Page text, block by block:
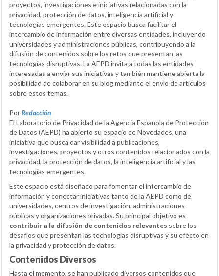
proyectos, investigaciones e iniciativas relacionadas con la
privacidad, protección de datos, inteligencia artificial y
tecnologías emergentes. Este espacio busca facilitar el
intercambio de información entre diversas entidades, incluyendo
universidades y administraciones públicas, contribuyendo a la
difusión de contenidos sobre los retos que presentan las
tecnologías disruptivas. La AEPD invita a todas las entidades
interesadas a enviar sus iniciativas y también mantiene abierta la
posibilidad de colaborar en su blog mediante el envío de artículos
sobre estos temas.
PorRedacción
El Laboratorio de Privacidad de la Agencia Española de Protección
de Datos (AEPD) ha abierto su espacio de Novedades, una
iniciativa que busca dar visibilidad a publicaciones,
investigaciones, proyectos y otros contenidos relacionados con la
privacidad, la protección de datos, la inteligencia artificial y las
tecnologías emergentes.
Este espacio está diseñado para fomentar el intercambio de
información y conectar iniciativas tanto de la AEPD como de
universidades, centros de investigación, administraciones
públicas y organizaciones privadas. Su principal objetivo es
contribuir a la difusión de contenidos relevantes sobre los
desafíos que presentan las tecnologías disruptivas y su efecto en
la privacidad y protección de datos.
Contenidos Diversos
Hasta el momento, se han publicado diversos contenidos que